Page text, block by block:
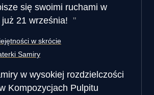
się swoimi ruchami w
21 września!
w skrócie
Samiry
w wysokiej rozdzielczości
Kompozycjach Pulpitu